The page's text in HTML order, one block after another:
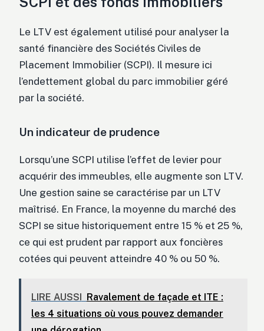
Le LTV est également utilisé pour analyser la
santé financière des Sociétés Civiles de
Placement Immobilier (SCPI). Il mesure ici
l’endettement global du parc immobilier géré
par la société.
Un indicateur de prudence
Lorsqu’une SCPI utilise l’effet de levier pour
acquérir des immeubles, elle augmente son LTV.
Une gestion saine se caractérise par un LTV
maîtrisé. En France, la moyenne du marché des
SCPI se situe historiquement entre 15 % et 25 %,
ce qui est prudent par rapport aux foncières
cotées qui peuvent atteindre 40 % ou 50 %.
LIRE AUSSI Ravalement de façade et ITE :
les 4 situations où vous pouvez demander